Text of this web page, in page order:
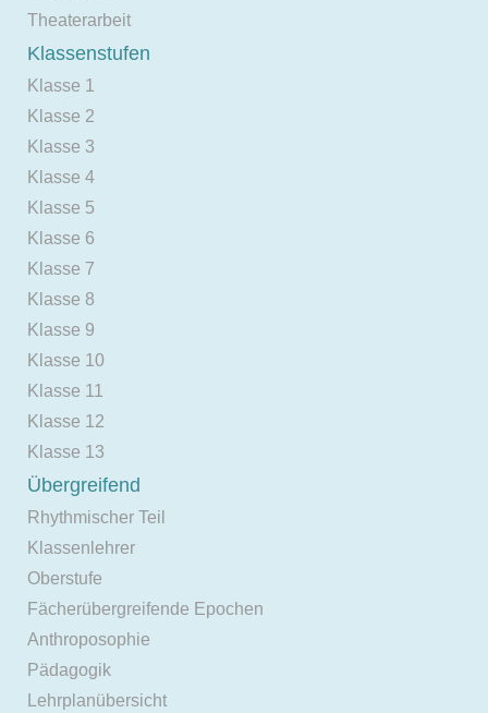
Theaterarbeit
Klassenstufen
Klasse 1
Klasse 2
Klasse 3
Klasse 4
Klasse 5
Klasse 6
Klasse 7
Klasse 8
Klasse 9
Klasse 10
Klasse 11
Klasse 12
Klasse 13
Übergreifend
Rhythmischer Teil
Klassenlehrer
Oberstufe
Fächerübergreifende Epochen
Anthroposophie
Pädagogik
Lehrplanübersicht